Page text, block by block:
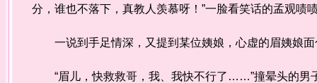
分，谁也不落下，真教人羡慕呀！”一脸看笑话的孟观啧
一说到手足情深，又提到某位姨娘，心虚的眉姨娘
“眉儿，快救救哥，我、我快不行了……”撞晕头的男